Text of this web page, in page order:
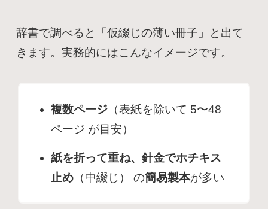
辞書で調べると「仮綴じの薄い冊子」と出て
きます。実務的にはこんなイメージです。
複数ページ（表紙を除いて 5〜48
ページ が目安）
紙を折って重ね、針金でホチキス
止め（中綴じ） の簡易製本が多い